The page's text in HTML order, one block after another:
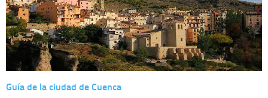
Guía de la ciudad de Cuenca